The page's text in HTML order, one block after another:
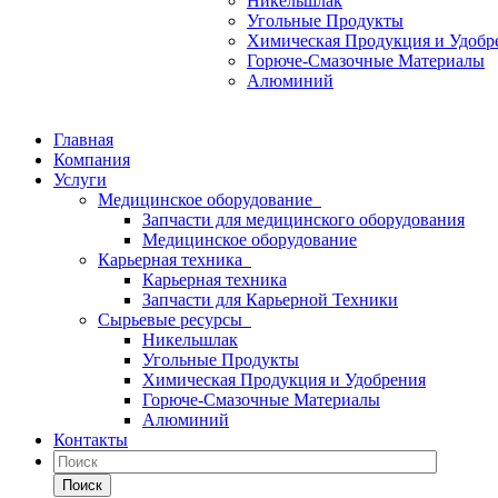
Угольные Продукты
Химическая Продукция и
Горюче-Смазочные Материалы
Алюминий
Главная
Компания
Услуги
Медицинское оборудование
Запчасти для медицинского оборудования
Медицинское оборудование
Карьерная техника
Карьерная техника
Запчасти для Карьерной Техники
Сырьевые ресурсы
Никельшлак
Угольные Продукты
Химическая Продукция и Удобрения
Горюче-Смазочные Материалы
Алюминий
Контакты
Поиск